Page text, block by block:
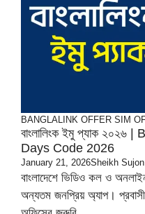
BANGLALINK OFFER SIM
বাংলালিংক ইমু প্যাক
Days Code 2026
January 21, 2026Sheikh Sujon
বাংলাদেশে ভিডিও কল ও
অন্যতম জনপ্রিয় অ্যাপ। প্রবাসী